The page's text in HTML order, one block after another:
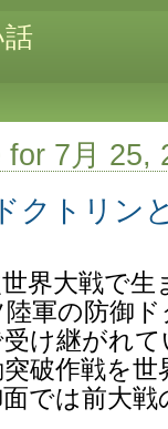
for 7月 25,
クトリン
界大戦で生
軍の防御
受け継がれ
突破作戦を
では前大